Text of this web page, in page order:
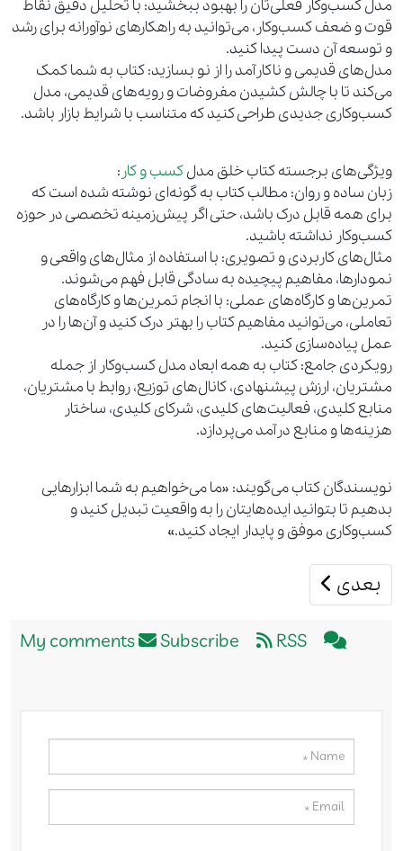
مدل کسب‌وکار فعلی‌تان را بهبود ببخشید: با تحلیل دقیق نقاط
قوت و ضعف کسب‌وکار، می‌توانید به راهکارهای نوآورانه برای رشد
و توسعه آن دست پیدا کنید.
مدل‌های قدیمی و ناکارآمد را از نو بسازید: کتاب به شما کمک
می‌کند تا با چالش کشیدن مفروضات و رویه‌های قدیمی، مدل
کسب‌وکاری جدیدی طراحی کنید که متناسب با شرایط بازار باشد.
ویژگی‌های برجسته کتاب خلق مدلکسب و کار :
زبان ساده و روان: مطالب کتاب به گونه‌ای نوشته شده است که
برای همه قابل درک باشد، حتی اگر پیش‌زمینه تخصصی در حوزه
کسب‌وکار نداشته باشید.
مثال‌های کاربردی و تصویری: با استفاده از مثال‌های واقعی و
نمودارها، مفاهیم پیچیده به سادگی قابل فهم می‌شوند.
تمرین‌ها و کارگاه‌های عملی: با انجام تمرین‌ها و کارگاه‌های
تعاملی، می‌توانید مفاهیم کتاب را بهتر درک کنید و آن‌ها را در
عمل پیاده‌سازی کنید.
رویکردی جامع: کتاب به همه ابعاد مدل کسب‌وکار از جمله
مشتریان، ارزش پیشنهادی، کانال‌های توزیع، روابط با مشتریان،
منابع کلیدی، فعالیت‌های کلیدی، شرکای کلیدی، ساختار
هزینه‌ها و منابع درآمد می‌پردازد.
نویسندگان کتاب می‌گویند: «ما می‌خواهیم به شما ابزارهایی
بدهیم تا بتوانید ایده‌هایتان را به واقعیت تبدیل کنید و
کسب‌وکاری موفق و پایدار ایجاد کنید.»
مطلب بعدی: کتاب تاثیر
بعدی
Subscribe RSS